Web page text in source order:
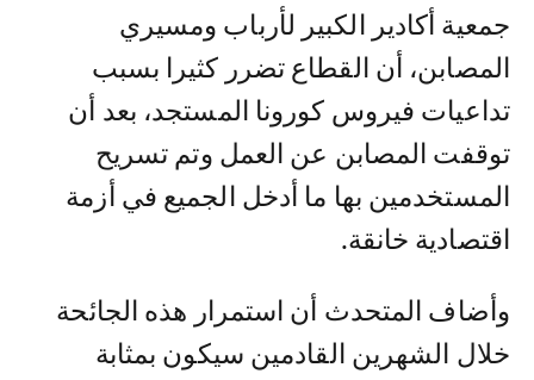
جمعية أكادير الكبير لأرباب ومسيري
المصابن، أن القطاع تضرر كثيرا بسبب
تداعيات فيروس كورونا المستجد، بعد أن
توقفت المصابن عن العمل وتم تسريح
المستخدمين بها ما أدخل الجميع في أزمة
اقتصادية خانقة.
وأضاف المتحدث أن استمرار هذه الجائحة
خلال الشهرين القادمين سيكون بمثابة